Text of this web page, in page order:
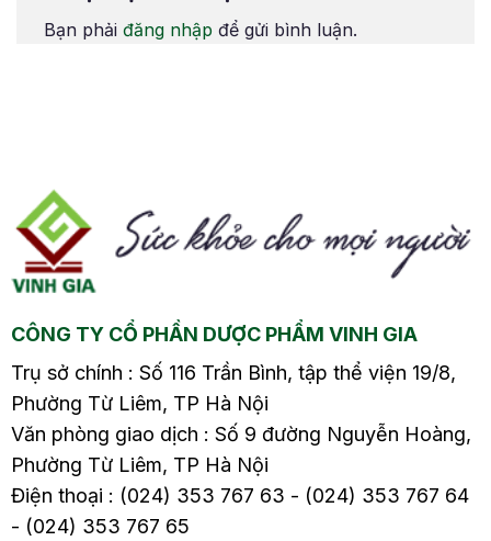
ấm1.5. Rửa mũi, xoang
phẩm giàu…
ấm1.5. Rửa mũi, xoang
phẩm giàu…
Bạn phải đăng nhập để gửi bình luận.
CÔNG TY CỔ PHẦN DƯỢC PHẨM VINH GIA
Trụ sở chính : Số 116 Trần Bình, tập thể viện 19/8,
Phường Từ Liêm, TP Hà Nội
Văn phòng giao dịch : Số 9 đường Nguyễn Hoàng,
Phường Từ Liêm, TP Hà Nội
Điện thoại : (024) 353 767 63 - (024) 353 767 64
- (024) 353 767 65